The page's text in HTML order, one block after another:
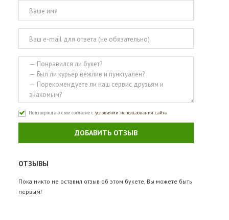
Подтверждаю своё согласие с условиями использования сайта
ДОБАВИТЬ ОТЗЫВ
ОТЗЫВЫ
Пока никто не оставил отзыв об этом букете, Вы можете быть
первым!